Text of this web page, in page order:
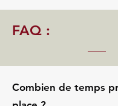
FAQ :
Combien de temps